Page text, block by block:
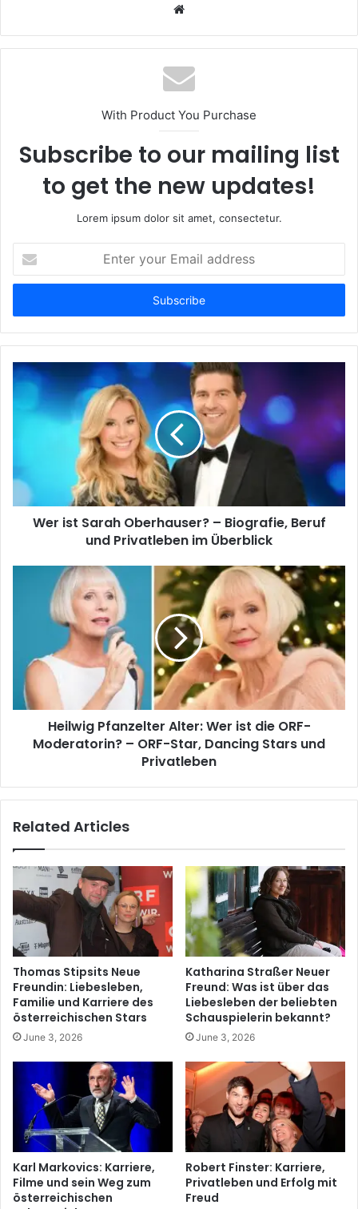
Website
With Product You Purchase
Subscribe to our mailing list
to get the new updates!
Lorem ipsum dolor sit amet, consectetur.
your
Email
Wer ist Sarah Oberhauser? – Biografie, Beruf
und Privatleben im Überblick
Heilwig Pfanzelter Alter: Wer ist die ORF-
Moderatorin? – ORF-Star, Dancing Stars und
Privatleben
Related Articles
Thomas Stipsits Neue
Freundin: Liebesleben,
Familie und Karriere des
österreichischen Stars
June 3, 2026
Katharina Straßer Neuer
Freund: Was ist über das
Liebesleben der beliebten
Schauspielerin bekannt?
June 3, 2026
Karl Markovics: Karriere,
Filme und sein Weg zum
österreichischen
Robert Finster: Karriere,
Privatleben und Erfolg mit
Freud